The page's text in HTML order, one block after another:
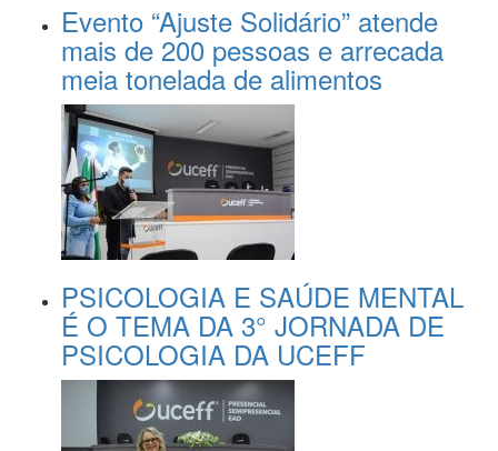
Evento “Ajuste Solidário” atende
mais de 200 pessoas e arrecada
meia tonelada de alimentos
PSICOLOGIA E SAÚDE MENTAL
É O TEMA DA 3° JORNADA DE
PSICOLOGIA DA UCEFF